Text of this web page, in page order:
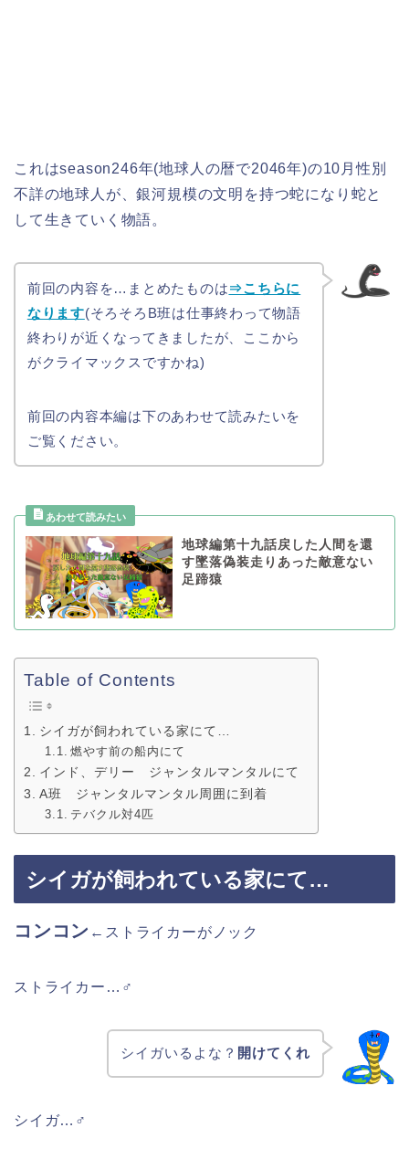
これはseason246年(地球人の暦で2046年)の10月性別
不詳の地球人が、銀河規模の文明を持つ蛇になり蛇と
して生きていく物語。
前回の内容を…まとめたものは⇒こちらに
なります(そろそろB班は仕事終わって物語
終わりが近くなってきましたが、ここから
がクライマックスですかね)
前回の内容本編は下のあわせて読みたいを
ご覧ください。
地球編第十九話戻した人間を還
す墜落偽装走りあった敵意ない
足蹄猿
Table of Contents
シイガが飼われている家にて…
燃やす前の船内にて
インド、デリー ジャンタルマンタルにて
A班 ジャンタルマンタル周囲に到着
テバクル対4匹
シイガが飼われている家にて…
コンコン ←ストライカーがノック
ストライカー…♂
シイガいるよな？ 開けてくれ
シイガ…♂